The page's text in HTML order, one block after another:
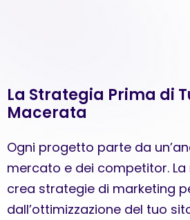
La Strategia Prima di
Macerata
Ogni progetto parte da
mercato e dei competitor.
crea strategie di marketing
dall’ottimizzazione del tuo